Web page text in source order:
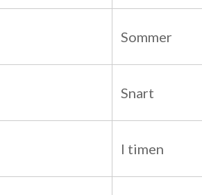
Sommer
Snart
I timen